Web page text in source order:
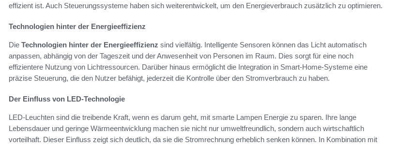
effizient ist. Auch Steuerungssysteme haben sich weiterentwickelt, um den Energieverbrauch zusätzlich zu optimieren.
Technologien hinter der Energieeffizienz
Die Technologien hinter der Energieeffizienz sind vielfältig. Intelligente Sensoren können das Licht automatisch
anpassen, abhängig von der Tageszeit und der Anwesenheit von Personen im Raum. Dies sorgt für eine noch
effizientere Nutzung von Lichtressourcen. Darüber hinaus ermöglicht die Integration in Smart-Home-Systeme eine
präzise Steuerung, die den Nutzer befähigt, jederzeit die Kontrolle über den Stromverbrauch zu haben.
Der Einfluss von LED-Technologie
LED-Leuchten sind die treibende Kraft, wenn es darum geht, mit smarte Lampen Energie zu sparen. Ihre lange
Lebensdauer und geringe Wärmeentwicklung machen sie nicht nur umweltfreundlich, sondern auch wirtschaftlich
vorteilhaft. Dieser Einfluss zeigt sich deutlich, da sie die Stromrechnung erheblich senken können. In Kombination mit